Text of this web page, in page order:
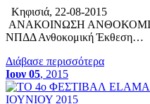
Κηφισιά,
ΑΝΑΚΟΙΝΩΣΗ
ΝΠΔΔ Ανθοκομική Έκθεση…
Διάβασε περισσότερα
Ιουν 05, 2015